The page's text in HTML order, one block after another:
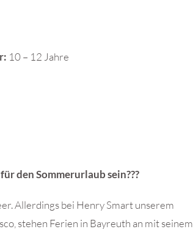
10 – 12 Jahre
den Sommerurlaub sein???
Allerdings bei Henry Smart unserem
stehen Ferien in Bayreuth an mit seinem